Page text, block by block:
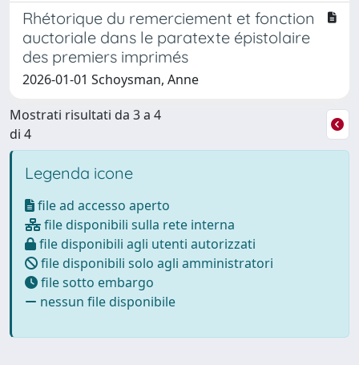
Rhétorique du remerciement et fonction
auctoriale dans le paratexte épistolaire
des premiers imprimés
2026-01-01 Schoysman, Anne
Mostrati risultati da 3 a 4
di 4
Legenda icone
file ad accesso aperto
file disponibili sulla rete interna
file disponibili agli utenti autorizzati
file disponibili solo agli amministratori
file sotto embargo
nessun file disponibile